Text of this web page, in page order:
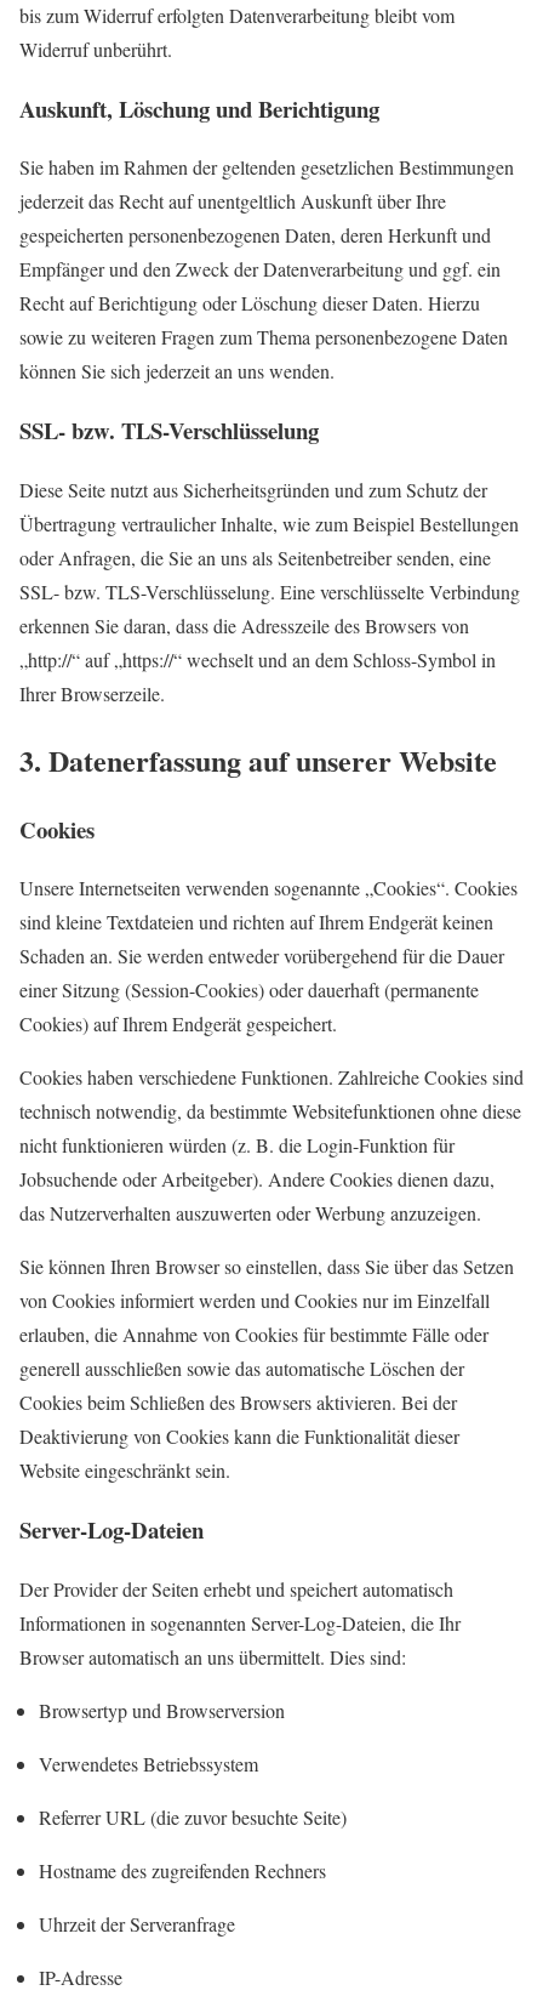
bis zum Widerruf erfolgten Datenverarbeitung bleibt vom
Widerruf unberührt.
Auskunft, Löschung und Berichtigung
Sie haben im Rahmen der geltenden gesetzlichen Bestimmungen
jederzeit das Recht auf unentgeltlich Auskunftüber Ihre
gespeicherten personenbezogenen Daten, deren Herkunft und
Empfänger und den Zweck der Datenverarbeitung und ggf. ein
Recht auf Berichtigung oder Löschung dieser Daten. Hierzu
sowie zu weiteren Fragen zum Thema personenbezogene Daten
können Siesich jederzeit an uns wenden.
SSL- bzw. TLS-Verschlüsselung
Diese Seite nutzt aus Sicherheitsgründen und zum Schutz der
Übertragung vertraulicher Inhalte, wie zum Beispiel Bestellungen
oder Anfragen, die Sie an uns als Seitenbetreiber senden, eine
SSL- bzw. TLS-Verschlüsselung. Eine verschlüsselte Verbindung
erkennen Sie daran, dass die Adresszeile des Browsers von
„http://“ auf„https://“ wechselt und an dem Schloss-Symbol in
Ihrer Browserzeile.
3. Datenerfassung auf unserer Website
Cookies
Unsere Internetseiten verwenden sogenannte„Cookies“. Cookies
sind kleine Textdateien und richten auf Ihrem Endgerät keinen
Schaden an. Sie werden entweder vorübergehend für die Dauer
einer Sitzung (Session-Cookies) oder dauerhaft (permanente
Cookies) auf Ihrem Endgerät gespeichert.
Cookies haben verschiedene Funktionen. Zahlreiche Cookies sind
technisch notwendig, da bestimmte Websitefunktionen ohne diese
nicht funktionieren würden (z. B. die Login-Funktion für
Jobsuchende oder Arbeitgeber). Andere Cookies dienen dazu,
das Nutzerverhalten auszuwerten oder Werbung anzuzeigen.
Sie können Ihren Browser so einstellen, dass Sie über das Setzen
von Cookies informiert werden und Cookies nur im Einzelfall
erlauben, die Annahme von Cookies für bestimmte Fälle oder
generell ausschließen sowie das automatische Löschen der
Cookies beim Schließen des Browsers aktivieren. Bei der
Deaktivierung von Cookies kann die Funktionalität dieser
Website eingeschränkt sein.
Server-Log-Dateien
Der Provider der Seiten erhebt und speichert automatisch
Informationen in sogenannten Server-Log-Dateien, die Ihr
Browser automatisch an uns übermittelt. Dies sind:
Browsertyp und Browserversion
Verwendetes Betriebssystem
Referrer URL (die zuvor besuchte Seite)
Hostname des zugreifenden Rechners
Uhrzeit der Serveranfrage
IP-Adresse